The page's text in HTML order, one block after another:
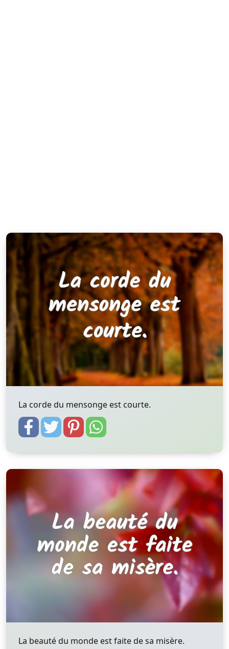
La corde du mensonge est courte.
La beauté du monde est faite de sa misère.